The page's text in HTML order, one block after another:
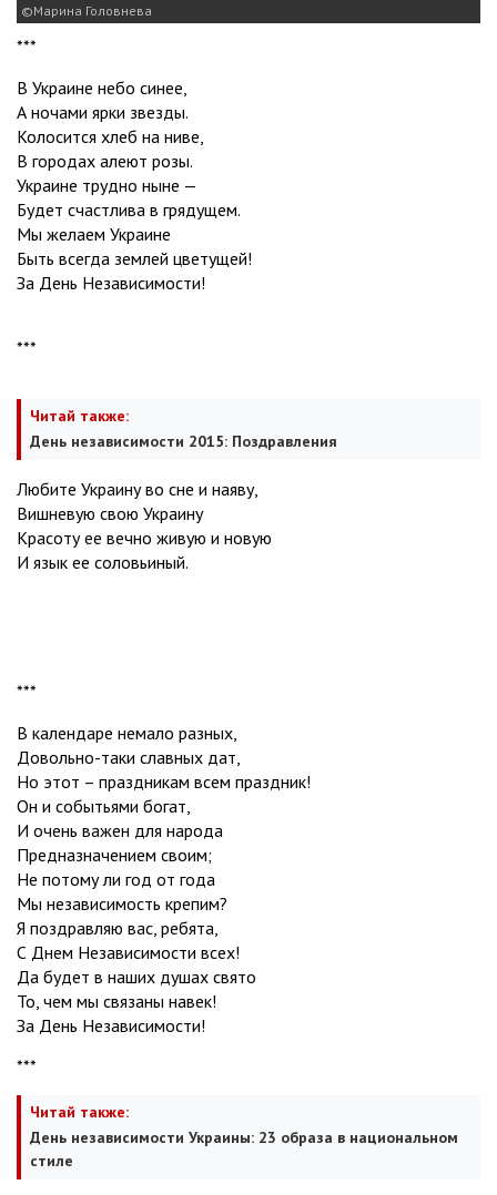
Марина Головнева
***
В Украине небо синее,
А ночами ярки звезды.
Колосится хлеб на ниве,
В городах алеют розы.
Украине трудно ныне —
Будет счастлива в грядущем.
Мы желаем Украине
Быть всегда землей цветущей!
За День Независимости!
***
Читай также:
День независимости 2015: Поздравления
Любите Украину во сне и наяву,
Вишневую свою Украину
Красоту ее вечно живую и новую
И язык ее соловьиный.
***
В календаре немало разных,
Довольно-таки славных дат,
Но этот – праздникам всем праздник!
Он и событьями богат,
И очень важен для народа
Предназначением своим;
Не потому ли год от года
Мы независимость крепим?
Я поздравляю вас, ребята,
С Днем Независимости всех!
Да будет в наших душах свято
То, чем мы связаны навек!
За День Независимости!
***
Читай также:
День независимости Украины: 23 образа в национальном
стиле